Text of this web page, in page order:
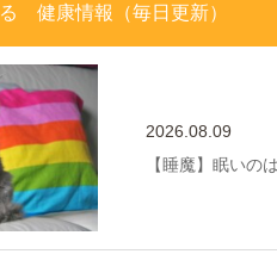
健康情報（毎日更新）
2026.08.09
【睡魔】眠いの